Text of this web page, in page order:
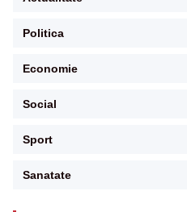
Politica
Economie
Social
Sport
Sanatate